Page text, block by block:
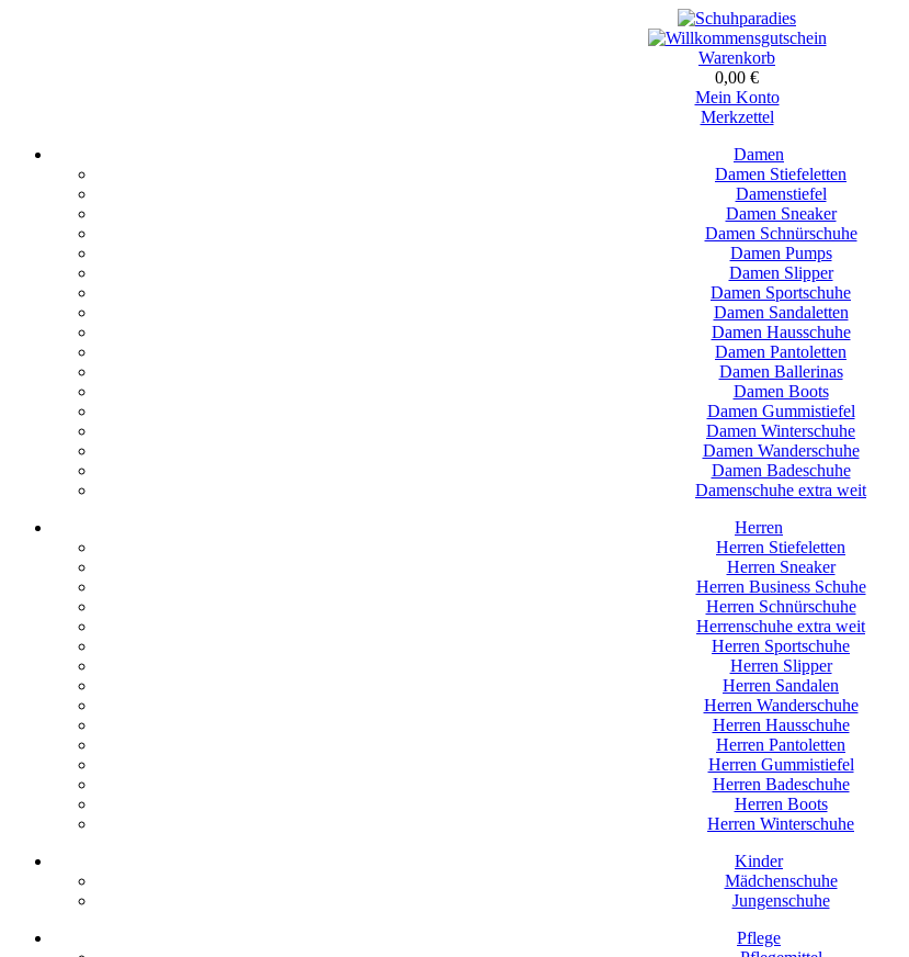
Warenkorb
0,00 €
Mein Konto
Merkzettel
Damen
Damen Stiefeletten
Damenstiefel
Damen Sneaker
Damen Schnürschuhe
Damen Pumps
Damen Slipper
Damen Sportschuhe
Damen Sandaletten
Damen Hausschuhe
Damen Pantoletten
Damen Ballerinas
Damen Boots
Damen Gummistiefel
Damen Winterschuhe
Damen Wanderschuhe
Damen Badeschuhe
Damenschuhe extra weit
Herren
Herren Stiefeletten
Herren Sneaker
Herren Business Schuhe
Herren Schnürschuhe
Herrenschuhe extra weit
Herren Sportschuhe
Herren Slipper
Herren Sandalen
Herren Wanderschuhe
Herren Hausschuhe
Herren Pantoletten
Herren Gummistiefel
Herren Badeschuhe
Herren Boots
Herren Winterschuhe
Kinder
Mädchenschuhe
Jungenschuhe
Pflege